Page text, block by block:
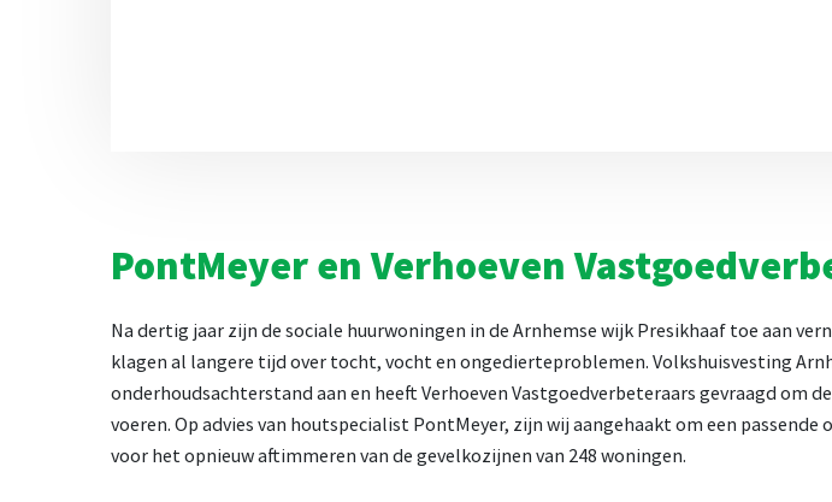
PontMeyer en Verhoeven
Na dertig jaar zijn de sociale huurwoningen in de Arnhemse wijk Presikhaaf toe aan
klagen al langere tijd over tocht, vocht en ongedierteproblemen. Volkshuisvesting
onderhoudsachterstand aan en heeft Verhoeven Vastgoedverbeteraars gevraagd om
voeren. Op advies van houtspecialist PontMeyer, zijn wij aangehaakt om een passende
voor het opnieuw aftimmeren van de gevelkozijnen van 248 woningen.